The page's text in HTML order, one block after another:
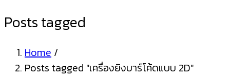
Posts tagged
Home /
Posts tagged "เครื่องยิงบาร์โค้ดแบบ 2D"